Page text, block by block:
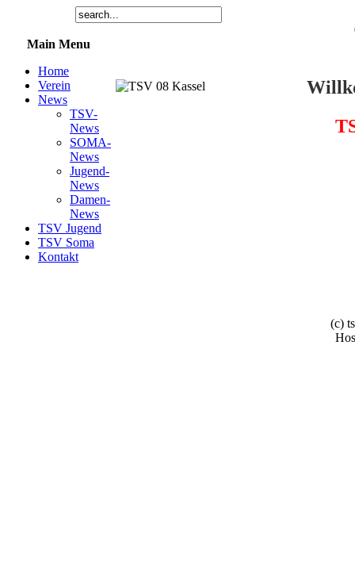
Main Menu
Home
Verein
News
TSV-
News
SOMA-
News
Jugend-
News
Damen-
News
TSV Jugend
TSV Soma
Kontakt
(c)